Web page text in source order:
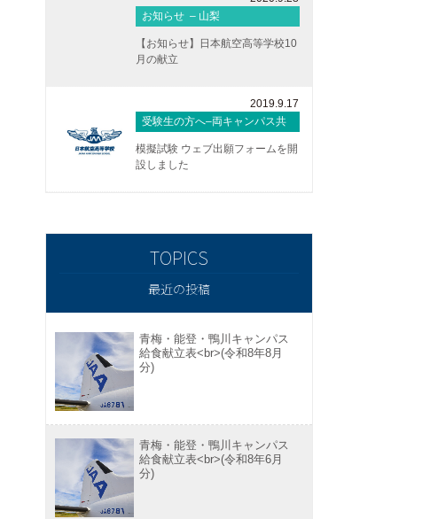
お知らせ – 山梨
【お知らせ】日本航空高等学校10
月の献立
2019.9.17
受験生の方へ–両キャンパス共
通
模擬試験 ウェブ出願フォームを開
設しました
最近の投稿
青梅・能登・鴨川キャンパス
給食献立表<br>(令和8年8月
分)
青梅・能登・鴨川キャンパス
給食献立表<br>(令和8年6月
分)